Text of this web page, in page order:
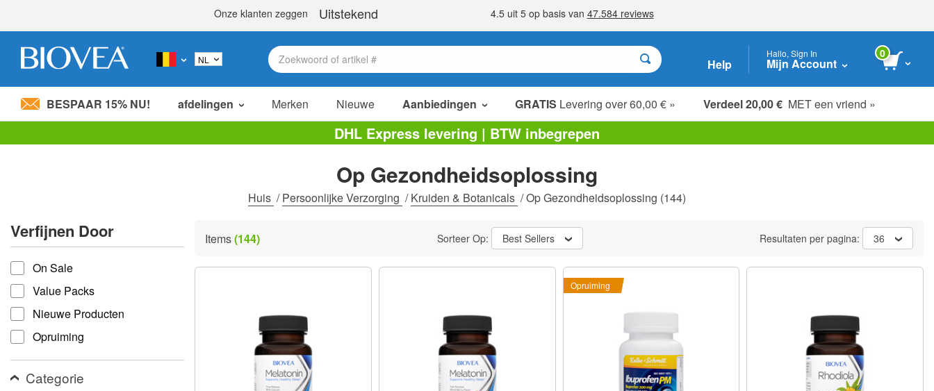
Let
Druk
op
Control-
F11
om
de
website
aan
passen
aan
slechtzienden
die
Help
Hallo, Sign In
Mijn Account
0
BESPAAR 15% NU! afdelingen Merken Nieuwe Aanbiedingen GRATIS Levering over 60,00 € » Verdeel 20,00 € MET een vriend »
verkoop items
value packs
opruiming
DHL Express levering | BTW inbegrepen
Op Gezondheidsoplossing
Huis /Persoonlijke Verzorging /Kruiden & Botanicals /Op Gezondheidsoplossing (144)
Verfijnen Door
verfijnen door
On Sale
Value Packs
Nieuwe Producten
Opruiming
Categorie
Items(144) Sorteer Op: Best Sellers Resultaten per pagina: 36
Opruiming